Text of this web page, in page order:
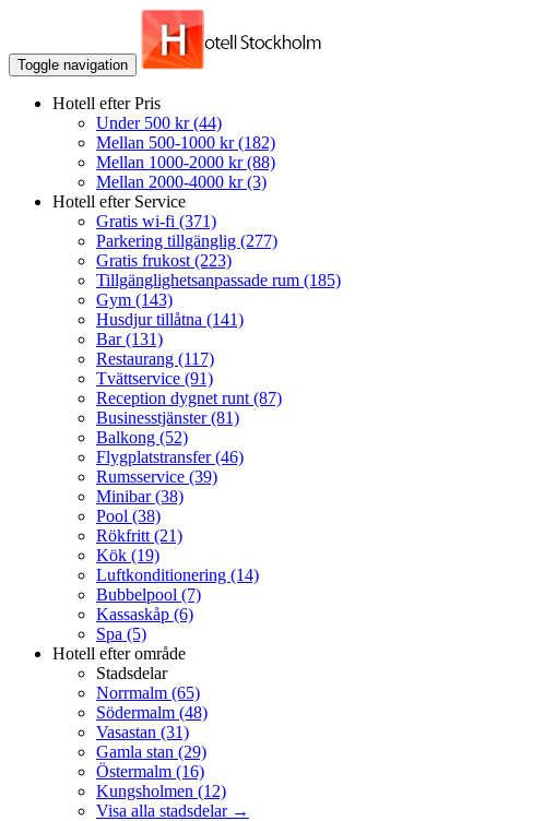
Toggle navigation
Hotell efter Pris
Under 500 kr(44)
Mellan 500-1000 kr(182)
Mellan 1000-2000 kr(88)
Mellan 2000-4000 kr(3)
Hotell efter Service
Gratis wi-fi (371)
Parkering tillgänglig (277)
Gratis frukost (223)
Tillgänglighetsanpassade rum (185)
Gym (143)
Husdjur tillåtna (141)
Bar(131)
Restaurang (117)
Tvättservice (91)
Reception dygnet runt (87)
Businesstjänster(81)
Balkong (52)
Flygplatstransfer(46)
Rumsservice (39)
Minibar(38)
Pool (38)
Rökfritt (21)
Kök (19)
Luftkonditionering (14)
Bubbelpool (7)
Kassaskåp (6)
Spa (5)
Hotell efter område
Stadsdelar
Norrmalm (65)
Södermalm (48)
Vasastan (31)
Gamla stan (29)
Östermalm (16)
Kungsholmen (12)
Visa alla stadsdelar →